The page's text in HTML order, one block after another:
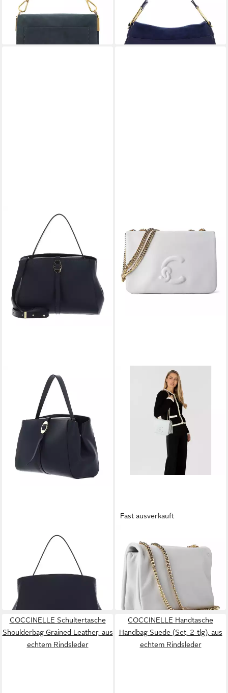
148,00 €
-60%
lieferbar - in 2-3 Werktagen bei dir
276,50 €
-30%
lieferbar - in 2-3 Werktagen bei dir
Handtasche Chara
UVP 350,00 €
lieferbar - in 2-3 Werktagen bei dir
Fast ausverkauft
Schultertasche Dulse, Leder
173,10 € UVP220,00 €
-21%
lieferbar - in 2-3 Werktagen bei dir
COCCINELLE Schultertasche
Shoulderbag Grained Leather, aus
echtem Rindsleder
COCCINELLE Handtasche
Handbag Suede (Set, 2-tlg), aus
echtem Rindsleder